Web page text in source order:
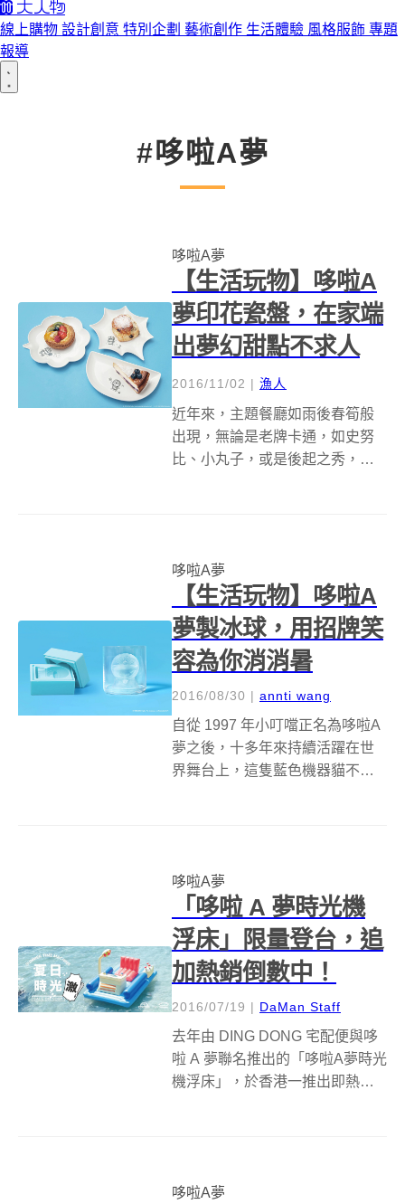
線上購物 設計創意 特別企劃 藝術創作 生活體驗 風格服飾 專題
報導
#哆啦A夢
哆啦A夢
【生活玩物】哆啦A
夢印花瓷盤，在家端
出夢幻甜點不求人
2016/11/02 | 漁人
近年來，主題餐廳如雨後春筍般
出現，無論是老牌卡通，如史努
比、小丸子，或是後起之秀，像
的食物常常價位比較高，不過看
在餐具跟食物造型...
哆啦A夢
【生活玩物】哆啦A
夢製冰球，用招牌笑
容為你消消暑
2016/08/30 | annti wang
自從 1997 年小叮噹正名為哆啦A
夢之後，十多年來持續活躍在世
界舞台上，這隻藍色機器貓不只
喜愛哆啦A夢的人永遠不愁沒有新
的收藏品...
哆啦A夢
「哆啦 A 夢時光機
浮床」限量登台，追
加熱銷倒數中！
2016/07/19 | DaMan Staff
去年由 DING DONG 宅配便與哆
啦 A 夢聯名推出的「哆啦A夢時光
機浮床」，於香港一推出即熱銷
決定加碼再開售，滿足...
哆啦A夢